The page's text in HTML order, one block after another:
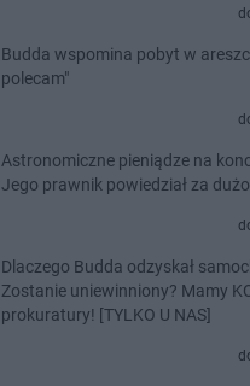
Budda wspomina pobyt w
polecam"
Astronomiczne pieniądze na
Jego prawnik powiedział za
Dlaczego Budda odzyskał
Zostanie uniewinniony? Mamy
prokuratury! [TYLKO U NAS]